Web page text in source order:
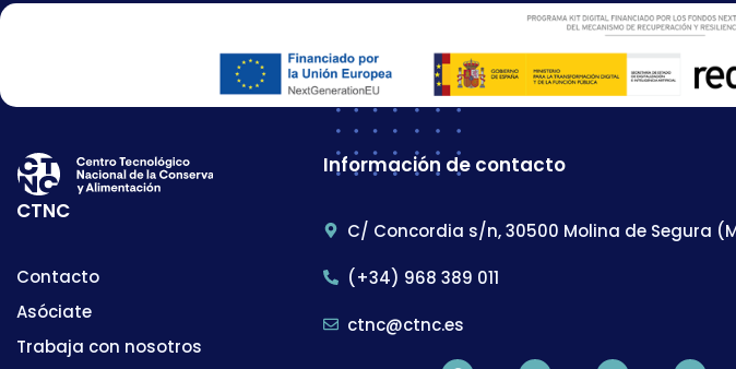
CTNC
Contacto
Asóciate
Trabaja con nosotros
Información de contacto
C/ Concordia s/n, 30500 Molina de Segura
(+34) 968 389 011
ctnc@ctnc.es